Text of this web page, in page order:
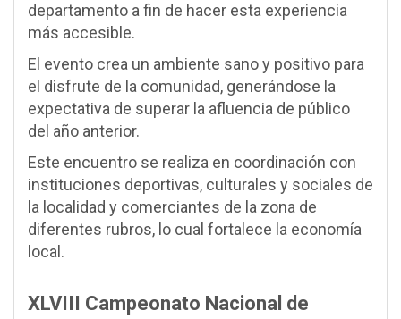
departamento a fin de hacer esta experiencia
más accesible.
El evento crea un ambiente sano y positivo para
el disfrute de la comunidad, generándose la
expectativa de superar la afluencia de público
del año anterior.
Este encuentro se realiza en coordinación con
instituciones deportivas, culturales y sociales de
la localidad y comerciantes de la zona de
diferentes rubros, lo cual fortalece la economía
local.
XLVIII Campeonato Nacional de